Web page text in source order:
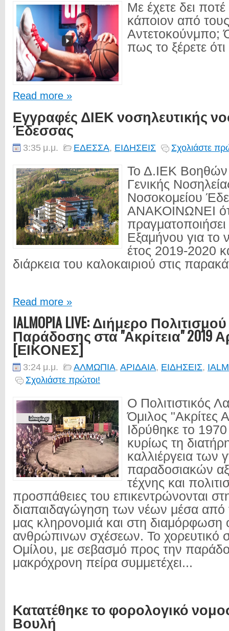
Με έχετε δει
κάποιον από τους
Αντετοκούνμπο;
πως το ξέρετε
Read more »
Εγγραφές ΔΙΕΚ νοσηλευτικής
Έδεσσας
3:35 μ.μ. ΕΔΕΣΣΑ, ΕΙΔΗΣΕΙΣ Σχολιάστε
Το Δ.ΙΕΚ Βοηθών
Γενικής
Νοσοκομείου
ΑΝΑΚΟΙΝΩΝΕΙ
Εξαμήνου για το
έτος 2019-2020
διάρκεια του καλοκαιριού στις
Read more »
IALMOPIA LIVE: Διήμερο
Παράδοσης στα "Ακρίτεια" 2019
[ΕΙΚΟΝΕΣ]
3:24 μ.μ. ΑΛΜΩΠΙΑ, ΑΡΙΔΑΙΑ, ΕΙΔΗΣΕΙΣ,
Σχολιάστε πρώτοι!
Ο Πολιτιστικός
Όμιλος "Ακρίτες
Ιδρύθηκε το 1970
κυρίως τη
καλλιέργεια των
παραδοσιακών
τέχνης και
προσπάθειες του επικεντρώνονται
διαπαιδαγώγηση των νέων μέσα από
μας κληρονομιά και στη διαμόρφωση
ανθρώπινων σχέσεων. Το χορευτικό
Ομίλου, με σεβασμό προς την
μακρόχρονη πείρα συμμετέχει...
Κατατέθηκε το φορολογικό
Βουλή